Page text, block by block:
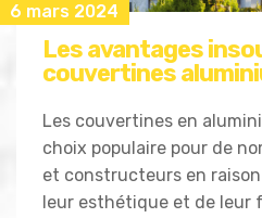
6 mars 2024
Les avantages
couvertines
Les couvertines en
choix populaire pour de
et constructeurs en
leur esthétique et de leur